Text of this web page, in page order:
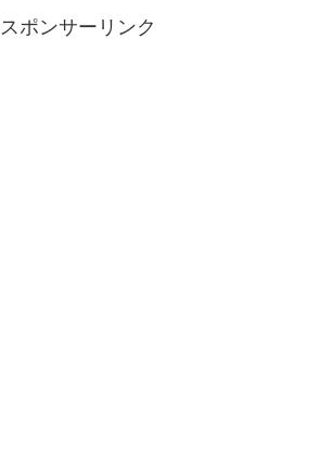
スポンサーリンク